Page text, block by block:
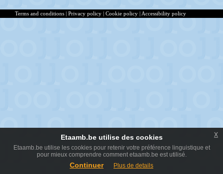
Terms and conditions | Privacy policy | Cookie policy | Accessibility policy
Etaamb.be utilise des cookies
Etaamb.be utilise les cookies pour retenir votre préférence linguistique et
pour mieux comprendre comment etaamb.be est utilisé.
Continuer Plus de details
x